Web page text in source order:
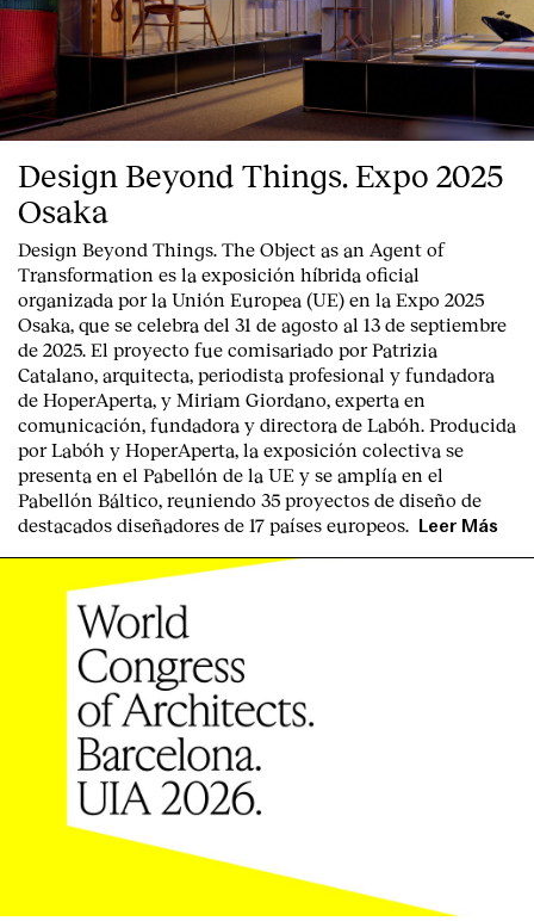
Design Beyond Things. Expo 2025
Osaka
Design Beyond Things. The Object as an Agent of
Transformation es la exposición híbrida oficial
organizada por la Unión Europea (UE) en la Expo 2025
Osaka, que se celebra del 31 de agosto al 13 de septiembre
de 2025. El proyecto fue comisariado porPatrizia
Catalano, arquitecta, periodista profesional y fundadora
de HoperAperta, y Miriam Giordano, experta en
comunicación, fundadora y directora de Labóh. Producida
porLabóh y HoperAperta, la exposición colectiva se
presenta en el Pabellón de la UE y se amplía en el
Pabellón Báltico, reuniendo 35 proyectos de diseño de
destacados diseñadores de 17 países europeos. Leer Más